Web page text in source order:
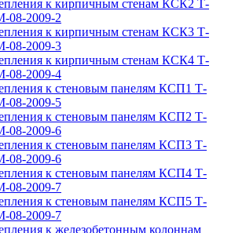
к кирпичным стенам КСК2 Т-
2009-2
к кирпичным стенам КСК3 Т-
2009-3
к кирпичным стенам КСК4 Т-
2009-4
к стеновым панелям КСП1 Т-
2009-5
к стеновым панелям КСП2 Т-
2009-6
к стеновым панелям КСП3 Т-
2009-6
к стеновым панелям КСП4 Т-
2009-7
к стеновым панелям КСП5 Т-
2009-7
к железобетонным колоннам